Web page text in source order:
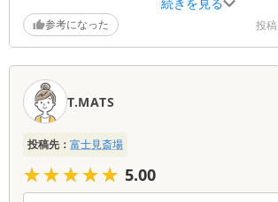
続きを見る
比べたらよくないところはあるかもしれ
むね不満はない。
参考になった 投稿
T.MATS
投稿先： 富士見斎場
★★★★★
★★★★★ 5.00